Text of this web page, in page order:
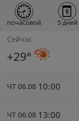
почасовой 5 дней
Сейчас
+29°
ЧТ 06.08 10:00
ЧТ 06.08 13:00